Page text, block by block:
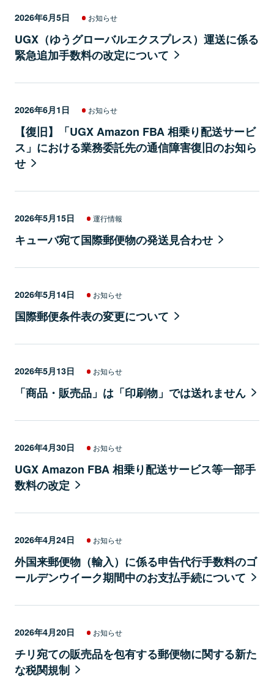
2026年6月5日 お知らせ
UGX（ゆうグローバルエクスプレス）運送に係る
緊急追加手数料の改定について
2026年6月1日 お知らせ
【復旧】「UGX Amazon FBA 相乗り配送サービ
ス」における業務委託先の通信障害復旧のお知ら
せ
2026年5月15日 運行情報
キューバ宛て国際郵便物の発送見合わせ
2026年5月14日 お知らせ
国際郵便条件表の変更について
2026年5月13日 お知らせ
「商品・販売品」は「印刷物」では送れません
2026年4月30日 お知らせ
UGX Amazon FBA 相乗り配送サービス等一部手
数料の改定
2026年4月24日 お知らせ
外国来郵便物（輸入）に係る申告代行手数料のゴ
ールデンウイーク期間中のお支払手続について
2026年4月20日 お知らせ
チリ宛ての販売品を包有する郵便物に関する新た
な税関規制